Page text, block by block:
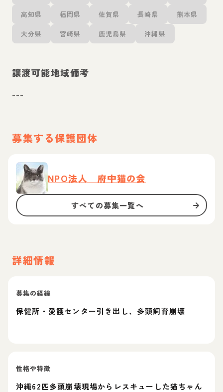
高知県 福岡県 佐賀県 長崎県 熊本県
大分県 宮崎県 鹿児島県 沖縄県
譲渡可能地域備考
---
募集する保護団体
NPO法人 府中猫の会
すべての募集一覧へ
詳細情報
募集の経緯
保健所・愛護センター引き出し、多頭飼育崩壊
性格や特徴
沖縄62匹多頭崩壊現場からレスキューした猫ちゃん